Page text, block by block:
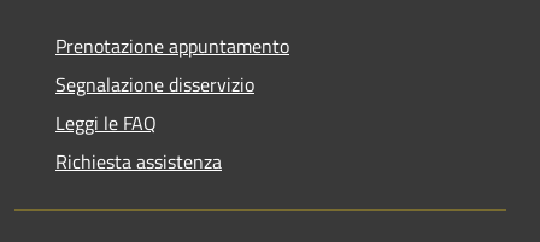
Prenotazione appuntamento
Segnalazione disservizio
Leggi le FAQ
Richiesta assistenza